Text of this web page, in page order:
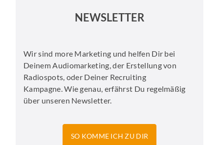
NEWSLETTER
Wir sind more Marketing und helfen Dir bei
Deinem Audiomarketing, der Erstellung von
Radiospots, oder Deiner Recruiting
Kampagne. Wie genau, erfährst Du regelmäßig
über unseren Newsletter.
SO KOMME ICH ZU DIR